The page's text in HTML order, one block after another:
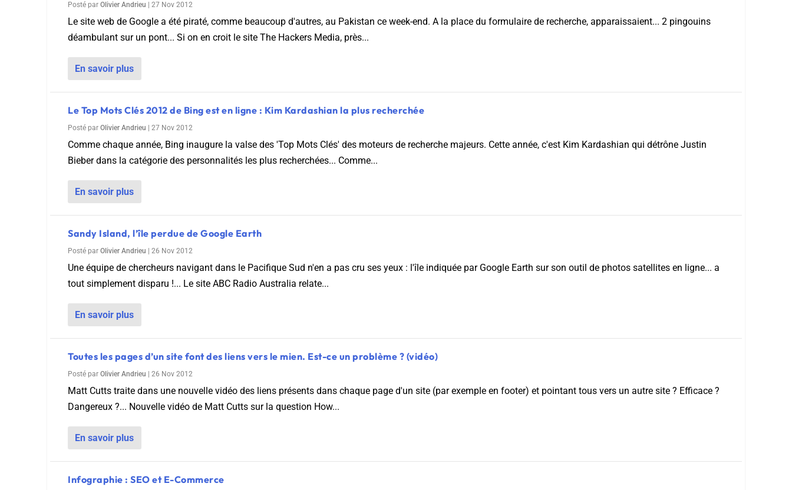
Posté par Olivier Andrieu 27 Nov 2012
Le site web de Google a été piraté, comme beaucoup d'autres, au Pakistan ce week-end. A la place du formulaire de recherche, apparaissaient... 2 pingouins
déambulant sur un pont... Si on en croit le site The Hackers Media, près...
En savoir plus
Le Top Mots Clés 2012 de Bing est en ligne : Kim Kardashian la plus recherchée
Posté par Olivier Andrieu 27 Nov 2012
Comme chaque année, Bing inaugure la valse des 'Top Mots Clés' des moteurs de recherche majeurs. Cette année, c'est Kim Kardashian qui détrône Justin
Bieber dans la catégorie des personnalités les plus recherchées... Comme...
En savoir plus
Sandy Island, l’île perdue de Google Earth
Posté par Olivier Andrieu 26 Nov 2012
Une équipe de chercheurs navigant dans le Pacifique Sud n'en a pas cru ses yeux : l'île indiquée par Google Earth sur son outil de photos satellites en ligne... a
tout simplement disparu !... Le site ABC Radio Australia relate...
En savoir plus
Toutes les pages d’un site font des liens vers le mien. Est-ce un problème ? (vidéo)
Posté par Olivier Andrieu 26 Nov 2012
Matt Cutts traite dans une nouvelle vidéo des liens présents dans chaque page d'un site (par exemple en footer) et pointant tous vers un autre site ? Efficace ?
Dangereux ?... Nouvelle vidéo de Matt Cutts sur la question How...
En savoir plus
Infographie : SEO et E-Commerce